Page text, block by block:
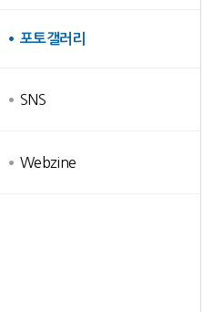
포토갤러리
SNS
Webzine